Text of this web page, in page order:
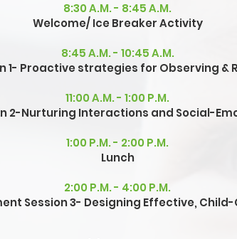
8:30 A.M. - 8:45 A.M.
Welcome/ Ice Breaker Activity
8:45 A.M. - 10:45 A.M.
1- Proactive strategies for Observing
11:00 A.M. - 1:00 P.M.
2-Nurturing Interactions and Social-
1:00 P.M. - 2:00 P.M.
Lunch
2:00 P.M. - 4:00 P.M.
Session 3- Designing Effective,